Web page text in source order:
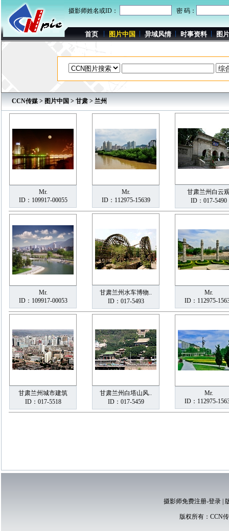
摄影师姓名或ID： 密 码：
首页 图片中国 异域风情 时事资料 图
CCN传媒 > 图片中国 > 甘肃 > 兰州
Mr.
ID：109917-00055
Mr.
ID：112975-15639
甘肃兰州白云
ID：017-5490
Mr.
ID：109917-00053
甘肃兰州水车博物..
ID：017-5493
Mr.
ID：112975-
甘肃兰州城市建筑
ID：017-5518
甘肃兰州白塔山风..
ID：017-5459
Mr.
ID：112975-
摄影师免费注册-登录|
版权所有： CCN